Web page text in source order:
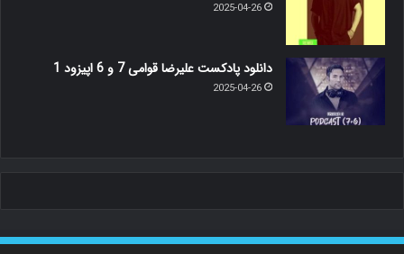
2025-04-26
دانلود پادکست علیرضا قوامی 7 و 6 اپیزود 1
2025-04-26